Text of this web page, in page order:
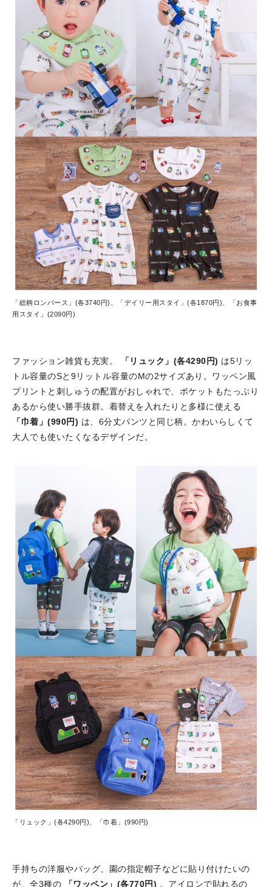
「総柄ロンパース」(各3740円)、「デイリー用スタイ」(各1870円)、「お食事
用スタイ」(2090円)
ファッション雑貨も充実。 「リュック」(各4290円) は5リッ
トル容量のSと9リットル容量のMの2サイズあり。ワッペン風
プリントと刺しゅうの配置がおしゃれで、ポケットもたっぷり
あるから使い勝手抜群。着替えを入れたりと多様に使える
「巾着」(990円) は、6分丈パンツと同じ柄。かわいらしくて
大人でも使いたくなるデザインだ。
「リュック」(各4290円)、「巾着」(990円)
手持ちの洋服やバッグ、園の指定帽子などに貼り付けたいの
が、全3種の
「ワッペン」(各770円) 。アイロンで貼れるの